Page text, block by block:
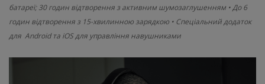
батареї; 30 годин відтворення з активним шумозаглушенням • До 6
годин відтворення з 15-хвилинною зарядкою • Спеціальний додаток
для Android та iOS для управління навушниками